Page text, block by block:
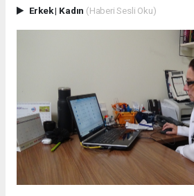
Erkek| Kadın (Haberi Sesli Oku)